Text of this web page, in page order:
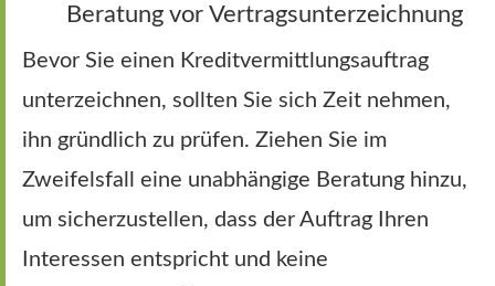
Beratung vor Vertragsunterzeichnung
Bevor Sie einen Kreditvermittlungsauftrag
unterzeichnen, sollten Sie sich Zeit nehmen,
ihn gründlich zu prüfen. Ziehen Sie im
Zweifelsfall eine unabhängige Beratung hinzu,
um sicherzustellen, dass der Auftrag Ihren
Interessen entspricht und keine